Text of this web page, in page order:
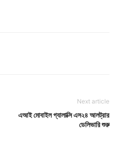
Next article
এআই মোবাইল গ্যালাক্সি এস২৪ আলট্রার
ডেলিভারি শুরু